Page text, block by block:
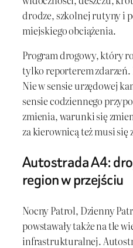
drodze, szkolnej rutyny i
miejskiego obciążenia.
Program drogowy, który
tylko reporterem
Nie w sensie urzędowej
sensie codziennego
zmienia, warunki się
za kierownicą też musi się
Autostrada A4:
region w przejściu
Nocny Patrol, Dzienny
powstawały także na tle
infrastrukturalnej.